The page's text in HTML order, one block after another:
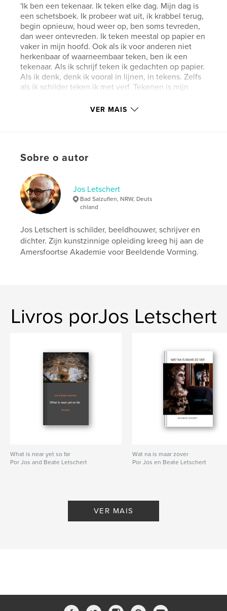
'Ik ben een tekenaar. Ik teken elke dag. Mijn dag is
een schetsboek. Ik probeer wat uit, ik krabbel terug,
begin opnieuw, houd weer op, ben soms tevreden,
dan weer ontevreden. Ik teken meestal op papier en
vaker in mijn hoofd. Ook als ik voor anderen niet
herkenbaar of waarneembaar teken, ben ik een
tekenaar. Als ik schrijf teken ik gedachten op papier.
Als ik denk, denk ik vooral in lijnen, in tekens. Zelfs
als ik schilder teken ik met verf. Tekenen is mijn
voortdurend beslissen: weglaten, toevoegen,
jaagt het op. Elke dag moet ik wat betekenen.'
Site do autor
http://www.josletschert.de
Características e detalhes
Categoria principal: Literatura e ficção
Data de publicação: nov 06, 2017
, herinnering ,
tekenen
VER MAIS
Sobre o autor
Jos Letschert
Bad Salzuflen, NRW, Deuts
chland
Jos Letschert is schilder, beeldhouwer, schrijver en
dichter. Zijn kunstzinnige opleiding kreeg hij aan de
Amersfoortse Akademie voor Beeldende Vorming.
Livros porJos Letschert
What is near yet so far
Por Jos and Beate Letschert
Wat na is maar zover
Por Jos en Beate Letschert
VER MAIS